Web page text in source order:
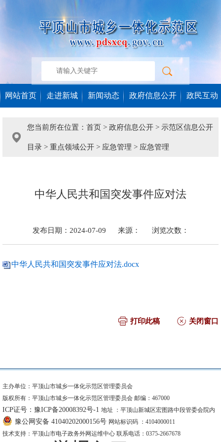
网站首页 走进新城 新闻动态 政府信息公开 政民互动
您当前所在位置： 首页 > 政府信息公开 > 示范区信息公开
目录 > 重点领域公开 > 应急管理 > 应急管理
中华人民共和国突发事件应对法
发布日期：2024-07-09 来源： 浏览次数：
中华人民共和国突发事件应对法.docx
打印此稿 关闭窗口
主办单位：平顶山市城乡一体化示范区管理委员会
版权所有：平顶山市城乡一体化示范区管理委员会 邮编：467000
ICP证号：豫ICP备20008392号-1 地址 ：平顶山新城区宏图路中段管委会院内
豫公网安备 41040202000156号 网站标识码 ：4104000011
技术支持：平顶山市电子政务外网运维中心 联系电话：0375-2667678